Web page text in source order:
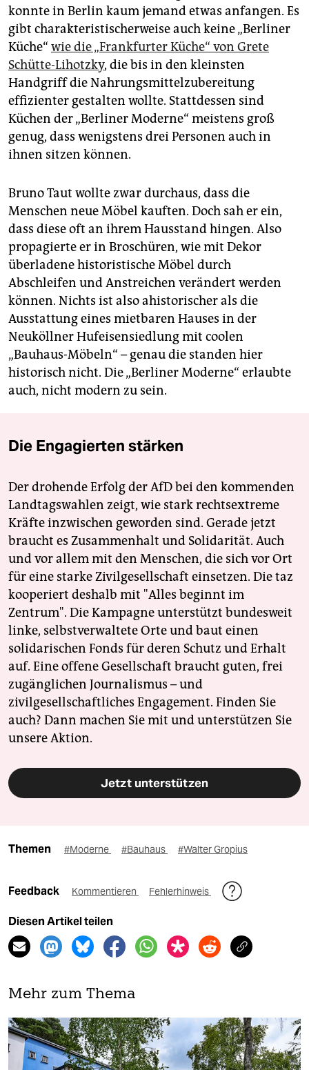
konnte in Berlin kaum jemand etwas anfangen. Es
gibt charakteristischerweise auch keine „Berliner
Küche“ wie die „Frankfurter Küche“ von Grete
Schütte-Lihotzky, die bis in den kleinsten
Handgriff die Nahrungsmittelzubereitung
effizienter gestalten wollte. Stattdessen sind
Küchen der „Berliner Moderne“ meistens groß
genug, dass wenigstens drei Personen auch in
ihnen sitzen können.
Bruno Taut wollte zwar durchaus, dass die
Menschen neue Möbel kauften. Doch sah er ein,
dass diese oft an ihrem Hausstand hingen. Also
propagierte er in Broschüren, wie mit Dekor
überladene historistische Möbel durch
Abschleifen und Anstreichen verändert werden
können. Nichts ist also ahistorischer als die
Ausstattung eines mietbaren Hauses in der
Neuköllner Hufeisensiedlung mit coolen
„Bauhaus-Möbeln“ – genau die standen hier
historisch nicht. Die „Berliner Moderne“ erlaubte
auch, nicht modern zu sein.
Die Engagierten stärken
Der drohende Erfolg der AfD bei den kommenden
Landtagswahlen zeigt, wie stark rechtsextreme
Kräfte inzwischen geworden sind. Gerade jetzt
braucht es Zusammenhalt und Solidarität. Auch
und vor allem mit den Menschen, die sich vor Ort
für eine starke Zivilgesellschaft einsetzen. Die taz
kooperiert deshalb mit "Alles beginnt im
Zentrum". Die Kampagne unterstützt bundesweit
linke, selbstverwaltete Orte und baut einen
solidarischen Fonds für deren Schutz und Erhalt
auf. Eine offene Gesellschaft braucht guten, frei
zugänglichen Journalismus – und
zivilgesellschaftliches Engagement. Finden Sie
auch? Dann machen Sie mit und unterstützen Sie
unsere Aktion.
Jetzt unterstützen
Themen #Moderne #Bauhaus #Walter Gropius
Feedback Kommentieren Fehlerhinweis
Diesen Artikel teilen
Mehr zum Thema